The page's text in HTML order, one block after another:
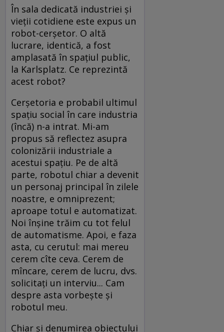
În sala dedicată industriei şi
vieţii cotidiene este expus un
robot-cerşetor. O altă
lucrare, identică, a fost
amplasată în spaţiul public,
la Karlsplatz. Ce reprezintă
acest robot?
Cerşetoria e probabil ultimul
spaţiu social în care industria
(încă) n-a intrat. Mi-am
propus să reflectez asupra
colonizării industriale a
acestui spaţiu. Pe de altă
parte, robotul chiar a devenit
un personaj principal în zilele
noastre, e omniprezent;
aproape totul e automatizat.
Noi înşine trăim cu tot felul
de automatisme. Apoi, e faza
asta, cu cerutul: mai mereu
cerem cîte ceva. Cerem de
mîncare, cerem de lucru, dvs.
solicitaţi un interviu... Cam
despre asta vorbeşte şi
robotul meu.
Chiar şi denumirea obiectului